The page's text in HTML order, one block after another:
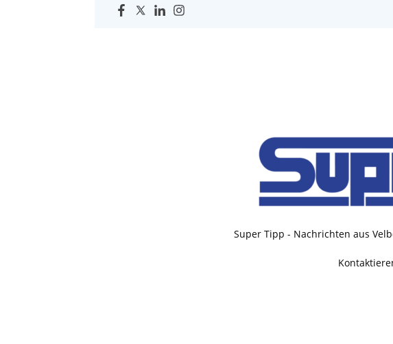
Super Tipp - Nachrichten aus